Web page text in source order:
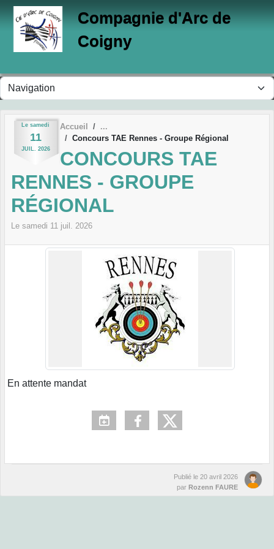
Compagnie d'Arc de
Coigny
Le samedi
11
JUIL. 2026
Accueil
Concours TAE Rennes - Groupe Régional
CONCOURS TAE
RENNES - GROUPE
RÉGIONAL
Le samedi 11 juil. 2026
En attente mandat
Publié le 20 avril 2026
par Rozenn FAURE
Panneau de gestion des cookies